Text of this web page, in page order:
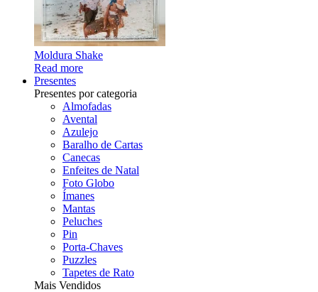
Moldura Shake
Read more
Presentes
Presentes por categoria
Almofadas
Avental
Azulejo
Baralho de Cartas
Canecas
Enfeites de Natal
Foto Globo
Ímanes
Mantas
Peluches
Pin
Porta-Chaves
Puzzles
Tapetes de Rato
Mais Vendidos